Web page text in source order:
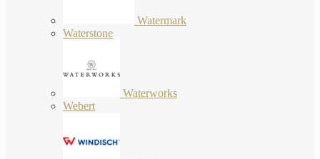
Watermark
Waterstone
Waterworks
Webert